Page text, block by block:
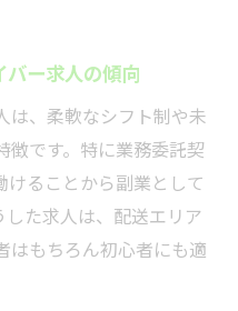
ー求人の傾向
は、柔軟なシフト制や未
徴です。特に業務委託契
ることから副業として
た求人は、配送エリア
はもちろん初心者にも適